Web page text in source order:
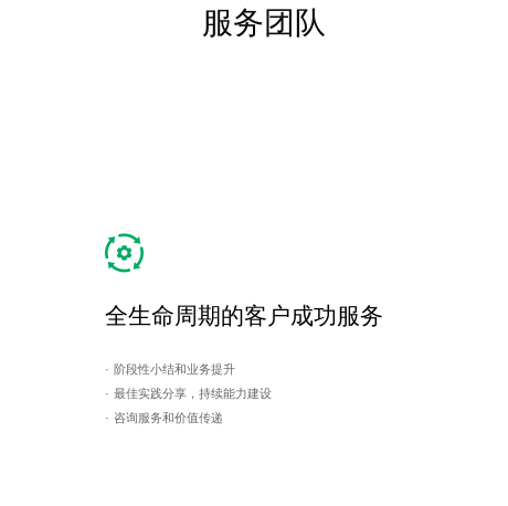
服务团队
全生命周期的客户成功服务
· 阶段性小结和业务提升
· 最佳实践分享，持续能力建设
· 咨询服务和价值传递